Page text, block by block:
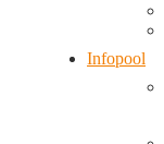
Infopool